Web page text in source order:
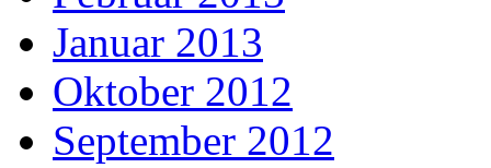
Januar 2013
Oktober 2012
September 2012